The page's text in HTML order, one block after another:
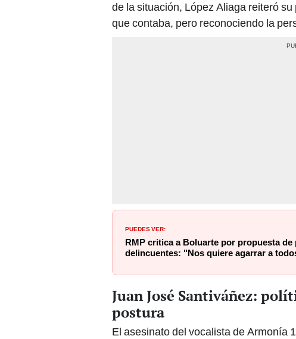
de la situación, López Aliaga reiteró
que contaba, pero reconociendo la
PUEDES VER:
RMP critica a Boluarte por propuesta de
delincuentes: "Nos quiere agarrar a
Juan José Santiváñez:
postura
El asesinato del vocalista de Armonía